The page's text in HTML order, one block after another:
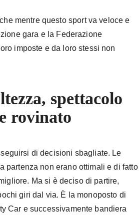
mentre questo sport va veloce e
gara e la Federazione
imposte e da loro stessi non
spettacolo
rovinato
di decisioni sbagliate. Le
partenza non erano ottimali e di fatto
Ma si è deciso di partire,
giri dal via. È la monoposto di
Car e successivamente bandiera